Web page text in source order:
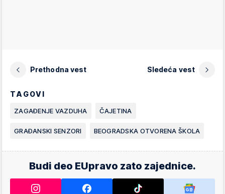
Prethodna vest Sledeća vest
TAGOVI
ZAGAĐENJE VAZDUHA ČAJETINA
GRAĐANSKI SENZORI BEOGRADSKA OTVORENA ŠKOLA
Budi deo EUpravo zato zajednice.